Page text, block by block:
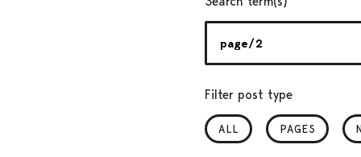
Filter post type
ALL PAGES